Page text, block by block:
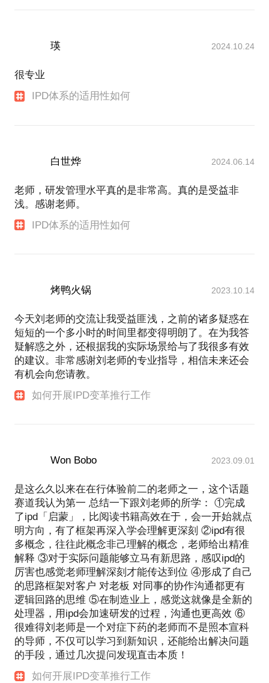
瑛 2024.10.24
很专业
IPD体系的适用性如何
白世烨 2024.06.14
老师，研发管理水平真的是非常高。真的是受益非
浅。感谢老师。
IPD体系的适用性如何
烤鸭火锅 2023.10.14
今天刘老师的交流让我受益匪浅，之前的诸多疑惑在
短短的一个多小时的时间里都变得明朗了。在为我答
疑解惑之外，还根据我的实际场景给与了我很多有效
的建议。非常感谢刘老师的专业指导，相信未来还会
有机会向您请教。
如何开展IPD变革推行工作
Won Bobo 2023.09.01
是这么久以来在在行体验前二的老师之一，这个话题
赛道我认为第一 总结一下跟刘老师的所学： ①完成
了ipd「启蒙」，比阅读书籍高效在于，会一开始就点
明方向，有了框架再深入学会理解更深刻 ②ipd有很
多概念，往往此概念非己理解的概念，老师给出精准
解释 ③对于实际问题能够立马有新思路，感叹ipd的
厉害也感觉老师理解深刻才能传达到位 ④形成了自己
的思路框架对客户 对老板 对同事的协作沟通都更有
逻辑回路的思维 ⑤在制造业上，感觉这就像是全新的
处理器，用ipd会加速研发的过程，沟通也更高效 ⑥
很难得刘老师是一个对症下药的老师而不是照本宣科
的导师，不仅可以学习到新知识，还能给出解决问题
的手段，通过几次提问发现直击本质！
如何开展IPD变革推行工作